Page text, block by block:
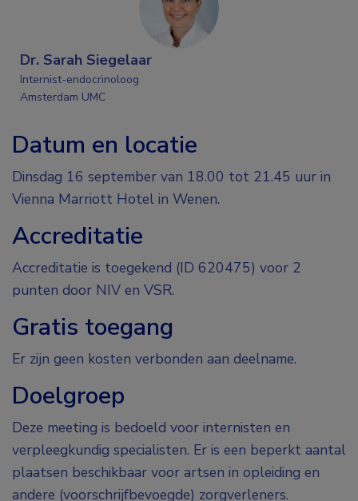
Dr. Sarah Siegelaar
Internist-endocrinoloog
Amsterdam UMC
Datum en locatie
Dinsdag 16 september van 18.00 tot 21.45 uur in
Vienna Marriott Hotel in Wenen.
Accreditatie
Accreditatie is toegekend (ID 620475) voor 2
punten door NIV en VSR.
Gratis toegang
Er zijn geen kosten verbonden aan deelname.
Doelgroep
Deze meeting is bedoeld voor internisten en
verpleegkundig specialisten. Er is een beperkt aantal
plaatsen beschikbaar voor artsen in opleiding en
andere (voorschrijfbevoegde) zorgverleners.